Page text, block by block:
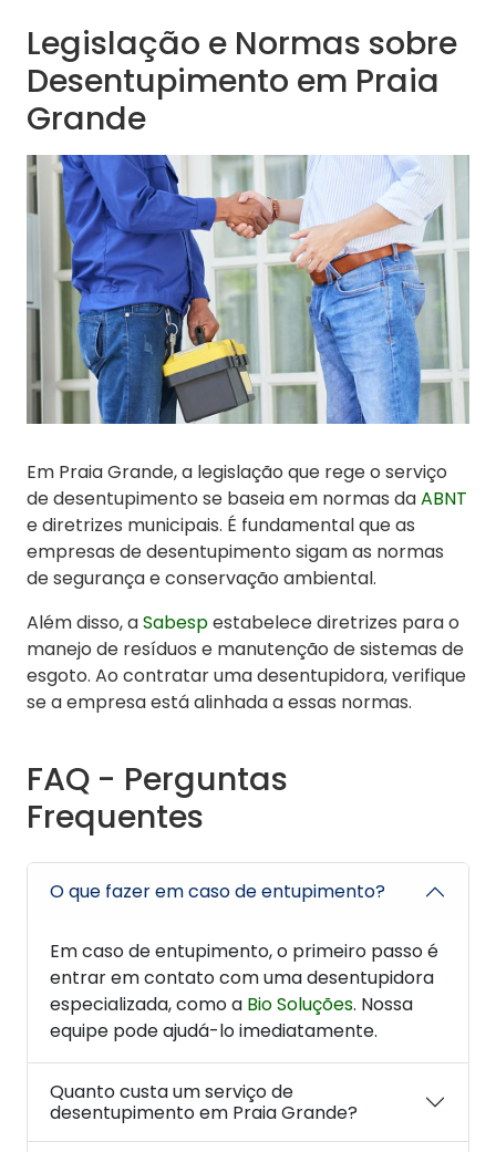
Legislação e Normas sobre
Desentupimento em Praia
Grande
Em Praia Grande, a legislação que rege o serviço
de desentupimento se baseia em normas daABNT
e diretrizes municipais. É fundamental que as
empresas de desentupimento sigam as normas
de segurança e conservação ambiental.
Além disso, aSabespestabelece diretrizes para o
manejo de resíduos e manutenção de sistemas de
esgoto. Ao contratar uma desentupidora, verifique
se a empresa está alinhada a essas normas.
FAQ - Perguntas
Frequentes
O que fazer em caso de entupimento?
Em caso de entupimento, o primeiro passo é
entrar em contato com uma desentupidora
especializada, como a Bio Soluções. Nossa
equipe pode ajudá-lo imediatamente.
Quanto custa um serviço de
desentupimento em Praia Grande?